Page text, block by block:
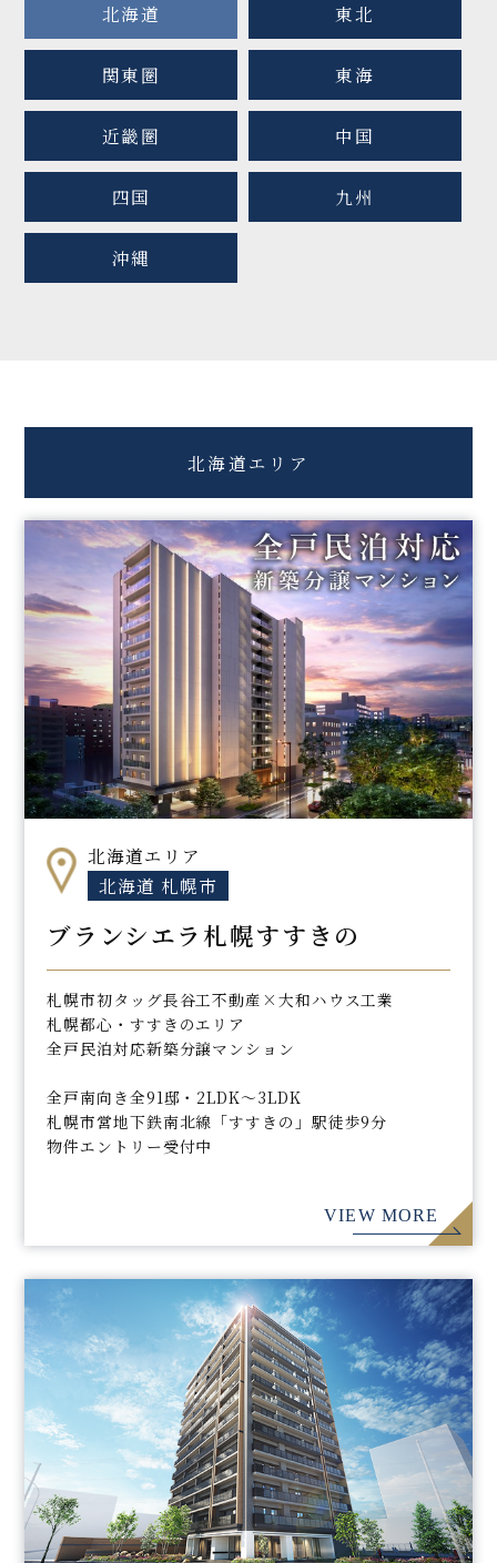
北海道 東北
関東圏 東海
近畿圏 中国
四国 九州
沖縄
北海道エリア
北海道エリア
北海道 札幌市
ブランシエラ札幌すすきの
札幌市初タッグ長谷工不動産×大和ハウス工業
札幌都心・すすきのエリア
全戸民泊対応新築分譲マンション
全戸南向き全91邸・2LDK～3LDK
札幌市営地下鉄南北線「すすきの」駅徒歩9分
物件エントリー受付中
VIEW MORE